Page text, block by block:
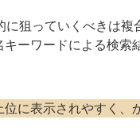
狙っていくべきは
ーワードによる検索
に表示されやすく、